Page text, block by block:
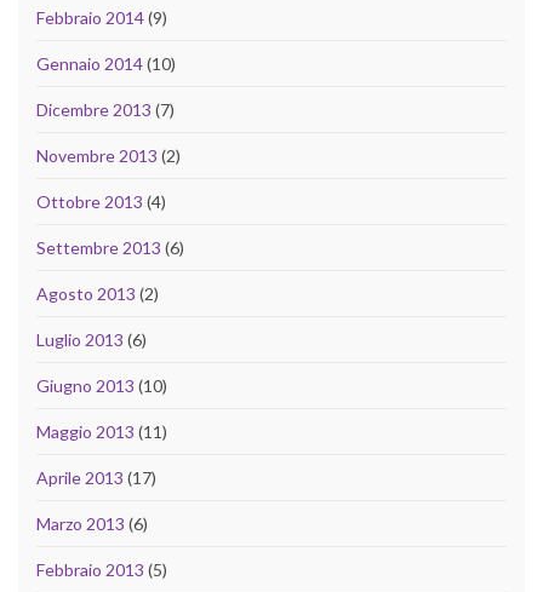
Febbraio 2014(9)
Gennaio 2014(10)
Dicembre 2013 (7)
Novembre 2013 (2)
Ottobre 2013 (4)
Settembre 2013 (6)
Agosto 2013 (2)
Luglio 2013 (6)
Giugno 2013 (10)
Maggio 2013 (11)
Aprile 2013 (17)
Marzo 2013 (6)
Febbraio 2013 (5)